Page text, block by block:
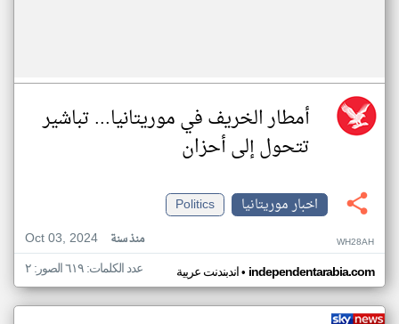
أمطار الخريف في موريتانيا... تباشير
تتحول إلى أحزان
اخبار موريتانيا
Politics
Oct 03, 2024
منذ سنة WH28AH
اندبندنت عربية• independentarabia.com عدد الكلمات: ٦١٩ الصور: ٢